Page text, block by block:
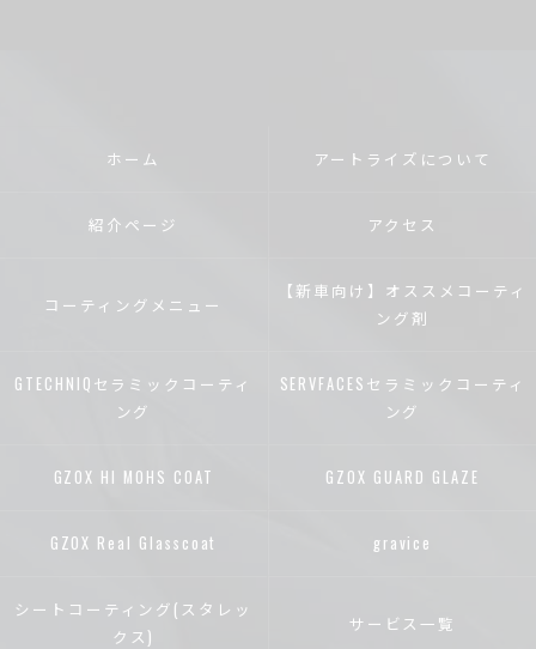
ホーム アートライズについて
紹介ページ アクセス
コーティングメニュー
【新車向け】オススメコーティ
ング剤
GTECHNIQセラミックコーティ
ング
SERVFACESセラミックコーティ
ング
GZOX HI MOHS COAT GZOX GUARD GLAZE
GZOX Real Glasscoat gravice
シートコーティング(スタレッ
クス)
サービス一覧